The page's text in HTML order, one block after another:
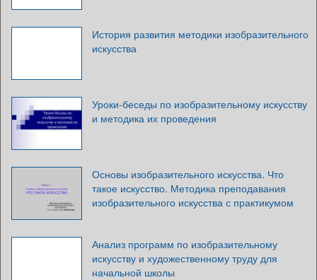
История развития методики изобразительного
искусства
Уроки-беседы по изобразительному искусству
и методика их проведения
Основы изобразительного искусства. Что
такое искусство. Методика преподавания
изобразительного искусства с практикумом
Анализ программ по изобразительному
искусству и художественному труду для
начальной школы